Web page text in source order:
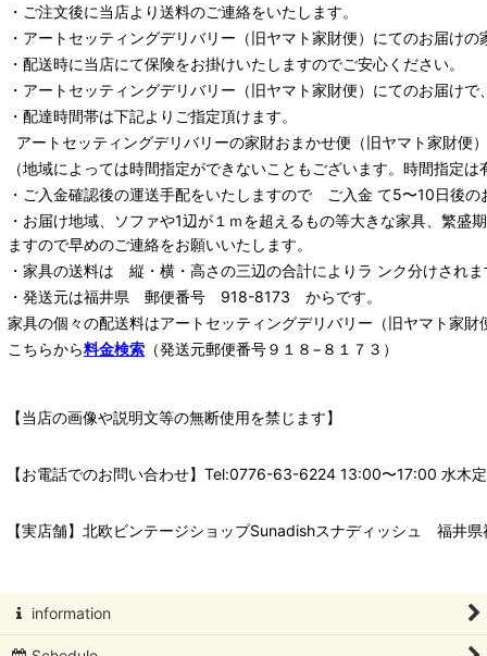
・ご注文後に当店より送料のご連絡をいたします。
・ アートセッティングデリバリー （旧ヤマト家財便） にてのお届けの
・配送時に当店にて保険をお掛けいたしますのでご安心ください。
・ アートセッティングデリバリー （旧ヤマト家財便） にてのお届けで
・配達時間帯は下記よりご指定頂けます。
アートセッティングデリバリーの家財おまかせ便 （旧ヤマト家財便
（地域によっては時間指定ができないこともございます。時間指定
・ご入金確認後の運送手配をいたしますので ご入金 て5〜10日後の
・お届け地域、ソファや1辺が１ｍを超えるもの等大きな家具、繁
ますので早めのご連絡をお願いいたします。
・家具の送料は 縦・横・高さの三辺の合計によりラ ンク分けされま
・発送元は福井県 郵便番号 918-8173 からです。
家具の個々の配送料はアートセッティングデリバリー （旧ヤマト家財
こちらから料金検索 （発送元郵便番号９１８−８１７３）
【当店の画像や説明文等の無断使用を禁じます】
【お電話でのお問い合わせ】Tel:0776-63-6224 13:00〜17:00 水木
【実店舗】北欧ビンテージショップSunadishスナディッシュ 福井
information